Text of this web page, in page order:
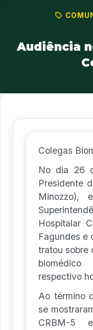
Audiência
Colegas
No dia 26
Presidente
Minozzo),
Hospitalar
Fagundes e
tratou sobre
respectivo
Ao término
se
CRBM-5